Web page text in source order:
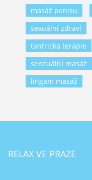
masáž penisu
sexuální zdraví
tantrická terapie
senzuální masáž
lingam masáž
RELAX VE PRAZE